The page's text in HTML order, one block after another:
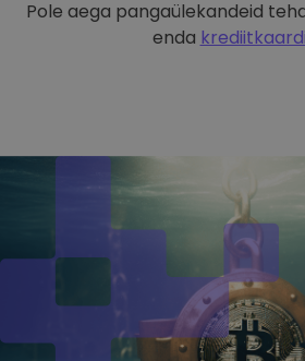
Pole aega pangaülekandeid
enda